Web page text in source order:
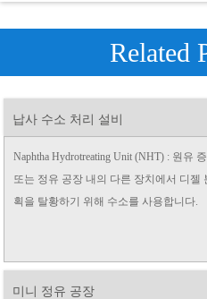
Related
납사 수소 처리 설비
Naphtha Hydrotreating Unit (NHT) : 원유
또는 정유 공장 내의 다른 장치에서 디젤
획을 탈황하기 위해 수소를 사용합니다.
미니 정유 공장